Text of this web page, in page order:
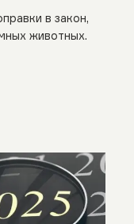
в закон,
животных.